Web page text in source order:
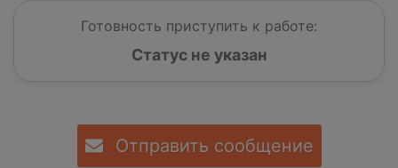
Готовность приступить к работе:
Статус не указан
Отправить сообщение